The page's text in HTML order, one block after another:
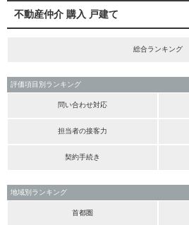
不動産仲介 購入 戸建て
総合ランキング
評価項目別ランキング
問い合わせ対応
担当者の接客力
契約手続き
地域別ランキング
首都圏